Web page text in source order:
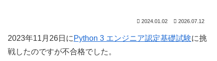
2024.01.02 2026.07.12
2023年11月26日に Python 3 エンジニア認定基礎試験に挑
戦したのですが不合格でした。